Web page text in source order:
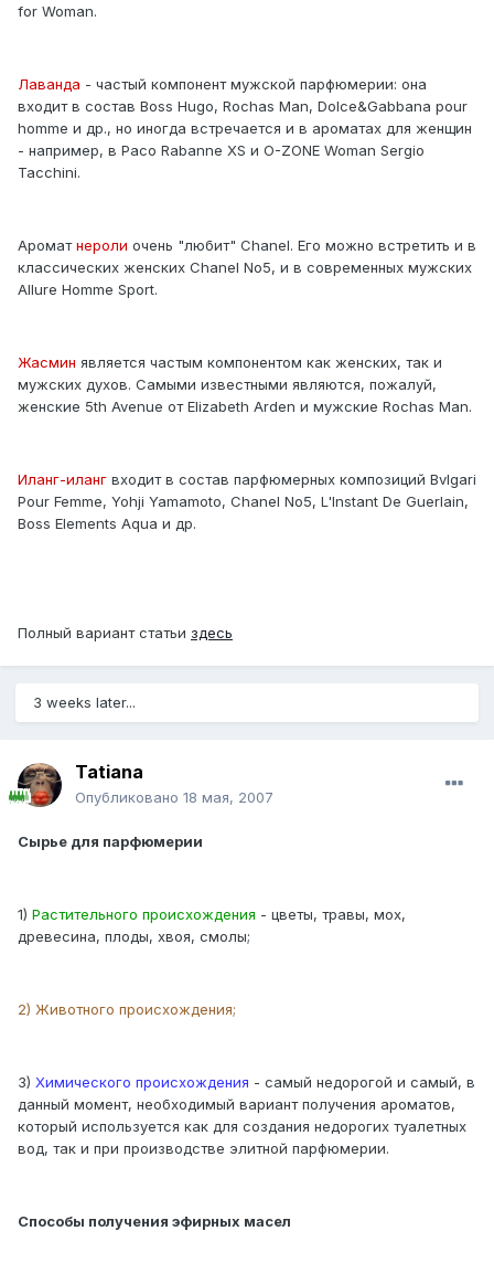
for Woman.
Лаванда - частый компонент мужской парфюмерии: она
входит в состав Boss Hugo, Rochas Man, Dolce&Gabbana pour
homme и др., но иногда встречается и в ароматах для женщин
- например, в Paco Rabanne XS и O-ZONE Woman Sergio
Tacchini.
Ароматнероли очень "любит" Chanel. Его можно встретить и в
классических женских Chanel No5, и в современных мужских
Allure Homme Sport.
Жасмин является частым компонентом как женских, так и
мужских духов. Самыми известными являются, пожалуй,
женские 5th Avenue от Elizabeth Arden и мужские Rochas Man.
Иланг-иланг входит в состав парфюмерных композиций Bvlgari
Pour Femme, Yohji Yamamoto, Chanel No5, L'Instant De Guerlain,
Boss Elements Aqua и др.
Полный вариант статьи здесь
3 weeks later...
Tatiana
Опубликовано 18 мая, 2007
Сырье для парфюмерии
1) Растительного происхождения - цветы, травы, мох,
древесина, плоды, хвоя, смолы;
2) Животного происхождения;
3) Химического происхождения - самый недорогой и самый, в
данный момент, необходимый вариант получения ароматов,
который используется как для создания недорогих туалетных
вод, так и при производстве элитной парфюмерии.
Способы получения эфирных масел